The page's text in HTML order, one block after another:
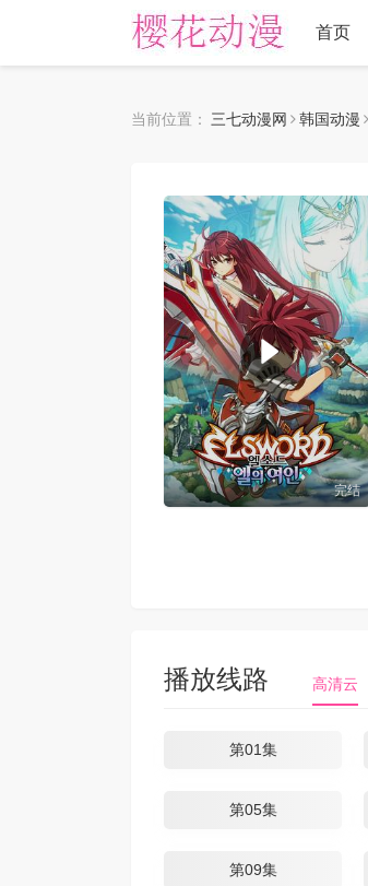
首页
当前位置： 三七动漫网 韩国动漫
完结
播放线路 高清云
第01集
第05集
第09集